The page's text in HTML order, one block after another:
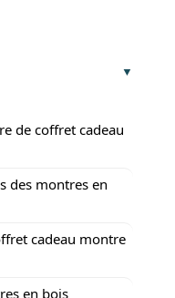
de coffret cadeau
des montres en
cadeau montre
en bois